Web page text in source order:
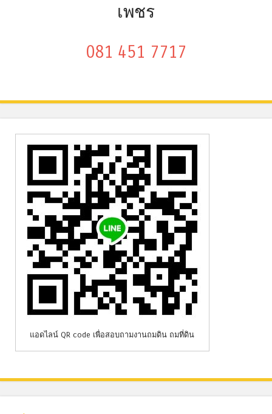
เพชร
081 451 7717
แอดไลน์ QR code เพื่อสอบถามงานถมดิน ถมที่ดิน